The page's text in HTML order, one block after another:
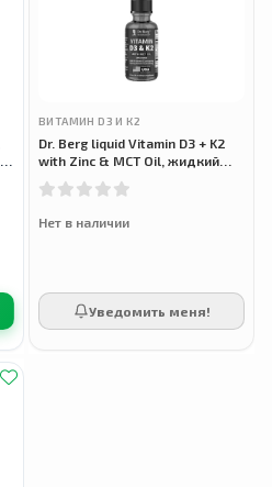
ВИТАМИН D3 И К2
Dr. Berg liquid Vitamin D3 + K2
with Zinc & MCT Oil, жидкий
цинком и маслом МСТ, 29,5 мл
Нет в наличии
Уведомить меня!